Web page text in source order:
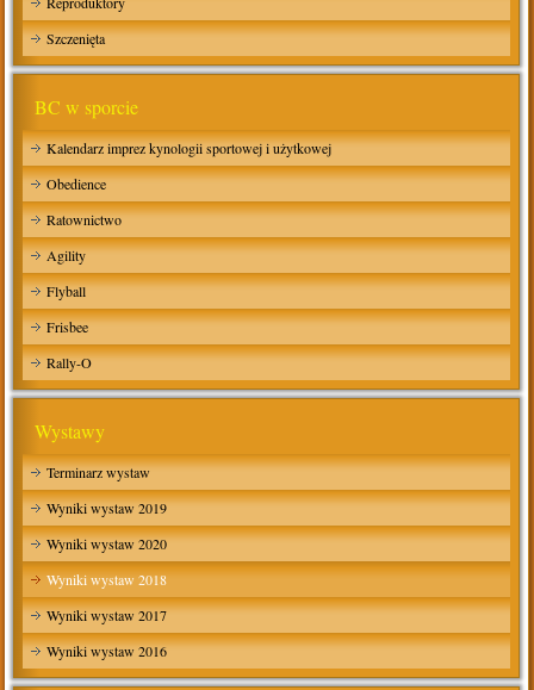
Szczenięta
BC w sporcie
Kalendarz imprez kynologii sportowej i użytkowej
Obedience
Ratownictwo
Agility
Flyball
Frisbee
Rally-O
Wystawy
Terminarz wystaw
Wyniki wystaw 2019
Wyniki wystaw 2020
Wyniki wystaw 2018
Wyniki wystaw 2017
Wyniki wystaw 2016